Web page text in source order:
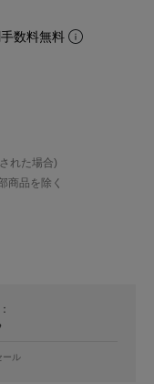
数料無料
れた場合)
品を除く
ール